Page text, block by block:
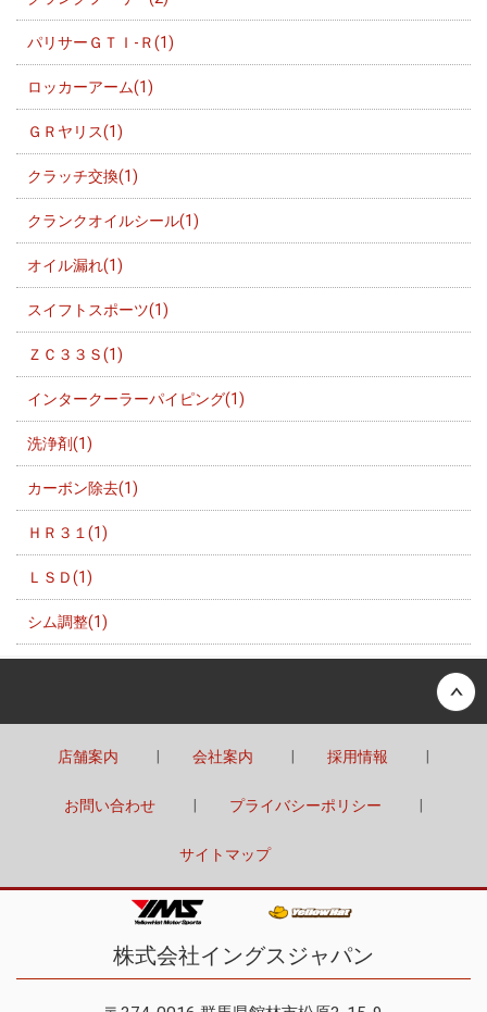
パリサーＧＴＩ-Ｒ(1)
ロッカーアーム(1)
ＧＲヤリス(1)
クラッチ交換(1)
クランクオイルシール(1)
オイル漏れ(1)
スイフトスポーツ(1)
ＺＣ３３Ｓ(1)
インタークーラーパイピング(1)
洗浄剤(1)
カーボン除去(1)
ＨＲ３１(1)
ＬＳＤ(1)
シム調整(1)
店舗案内 会社案内 採用情報
お問い合わせ プライバシーポリシー
サイトマップ
株式会社イングスジャパン